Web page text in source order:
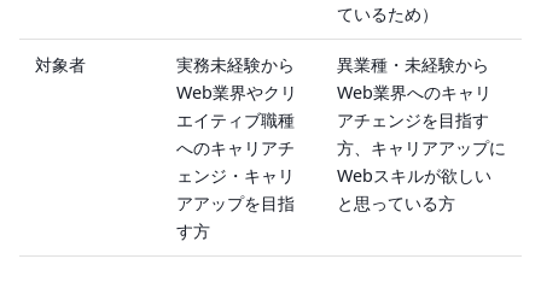
ているため）
対象者
実務未経験から
Web業界やクリ
エイティブ職種
へのキャリアチ
ェンジ・キャリ
アアップを目指
す方
異業種・未経験から
Web業界へのキャリ
アチェンジを目指す
方、キャリアアップに
Webスキルが欲しい
と思っている方